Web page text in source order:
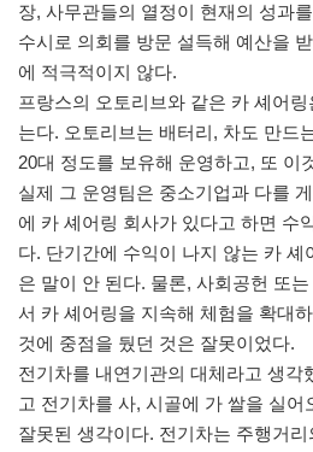
장, 사무관들의 열정이 현재의 성과
수시로 의회를 방문 설득해 예산을
에 적극적이지 않다.
프랑스의 오토리브와 같은 카 셰어
는다. 오토리브는 배터리, 차도 만드
20대 정도를 보유해 운영하고, 또 이
실제 그 운영팀은 중소기업과 다를
에 카 셰어링 회사가 있다고 하면 수
다. 단기간에 수익이 나지 않는 카 셰
은 말이 안 된다. 물론, 사회공헌 또
서 카 셰어링을 지속해 체험을 확대
것에 중점을 뒀던 것은 잘못이었다.
전기차를 내연기관의 대체라고 생각
고 전기차를 사, 시골에 가 쌀을 실
잘못된 생각이다. 전기차는 주행거